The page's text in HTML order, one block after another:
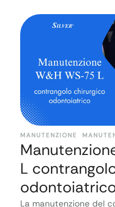
MANUTENZIONE
L
La manutenzione del